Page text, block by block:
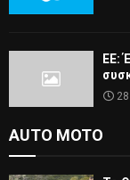
ΕΕ:
AUTO MOTO